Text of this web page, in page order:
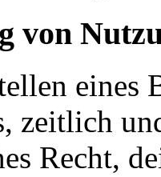
von
eines
zeitlich
Recht,